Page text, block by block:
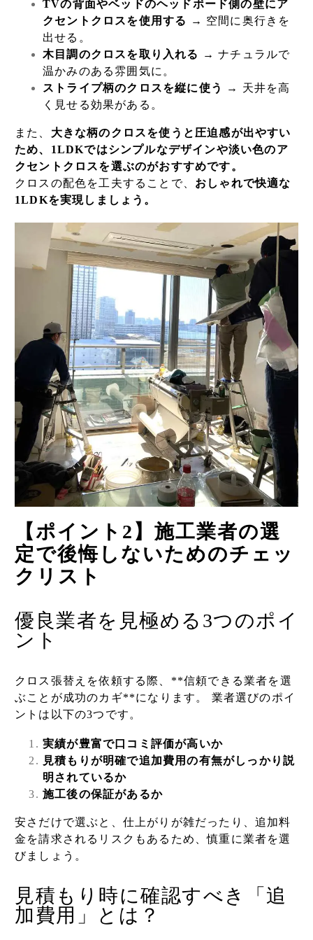
TVの背面やベッドのヘッドボード側の壁にア
クセントクロスを使用する
→ 空間に奥行きを
出せる。
木目調のクロスを取り入れる
→ ナチュラルで
温かみのある雰囲気に。
ストライプ柄のクロスを縦に使う
→ 天井を高
く見せる効果がある。
また、 大きな柄のクロスを使うと圧迫感が出やすい
ため、1LDKではシンプルなデザインや淡い色のア
クセントクロスを選ぶのがおすすめです。
クロスの配色を工夫することで、 おしゃれで快適な
1LDKを実現しましょう。
【ポイント2】施工業者の選
定で後悔しないためのチェッ
クリスト
優良業者を見極める3つのポイ
ント
クロス張替えを依頼する際、**信頼できる業者を選
ぶことが成功のカギ**になります。 業者選びのポイ
ントは以下の3つです。
実績が豊富で口コミ評価が高いか
見積もりが明確で追加費用の有無がしっかり説
明されているか
施工後の保証があるか
安さだけで選ぶと、仕上がりが雑だったり、追加料
金を請求されるリスクもあるため、慎重に業者を選
びましょう。
見積もり時に確認すべき「追
加費用」とは？